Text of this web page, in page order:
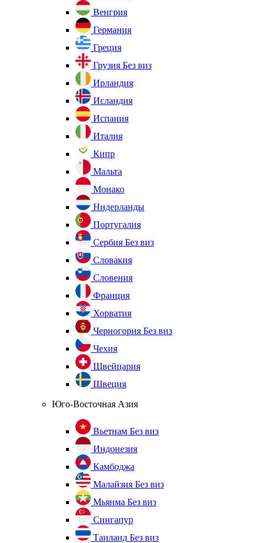
Венгрия
Германия
Греция
Грузия Без виз
Ирландия
Исландия
Испания
Италия
Кипр
Мальта
Монако
Нидерланды
Португалия
Сербия Без виз
Словакия
Словения
Франция
Хорватия
Черногория Без виз
Чехия
Швейцария
Швеция
Юго-Восточная Азия
Вьетнам Без виз
Индонезия
Камбоджа
Малайзия Без виз
Мьянма Без виз
Сингапур
Таиланд Без виз